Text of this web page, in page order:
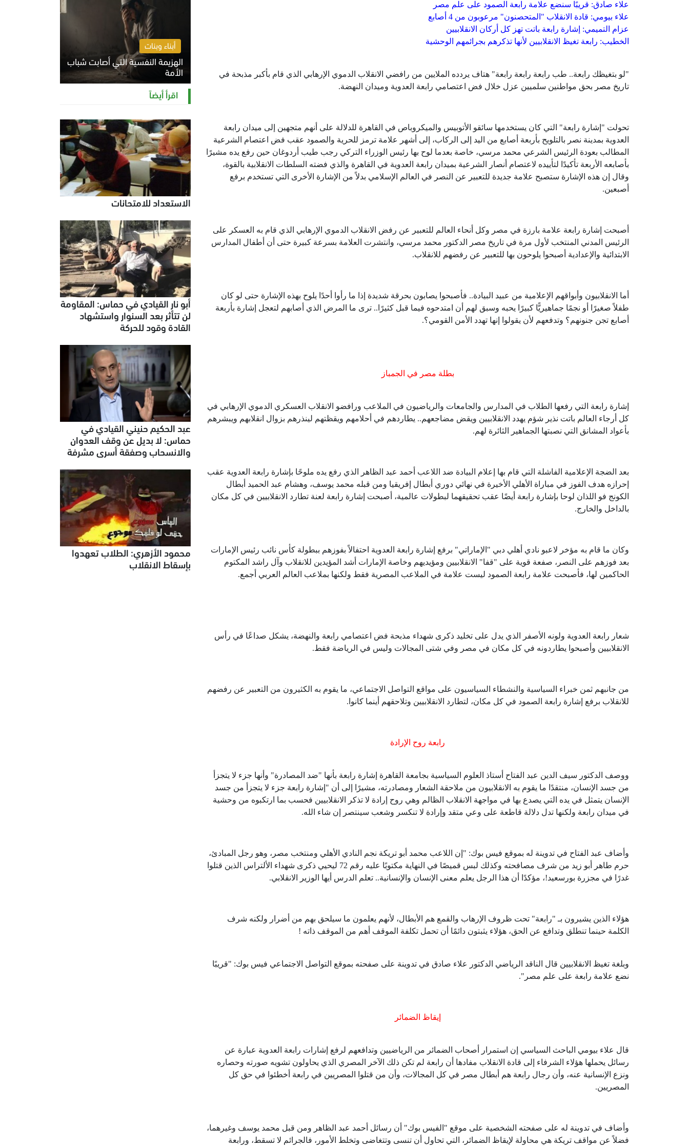
علاء صادق: قريبًا سنضع علامة رابعة الصمود على علم مصر
علاء بيومي: قادة الانقلاب "المتحصنون" مرعوبون من 4 أصابع
عزام التميمي: إشارة رابعة باتت تهز كل أركان الانقلابيين
الخطيب: رابعة تغيظ الانقلابيين لأنها تذكرهم بجرائمهم الوحشية
"لو بتغيظك رابعة.. طب رابعة رابعة رابعة" هتاف يردده الملايين من رافضي الانقلاب الدموي الإرهابي الذي قام بأكبر مذبحة في
تاريخ مصر بحق مواطنين سلميين عزل خلال فض اعتصامي رابعة العدوية وميدان النهضة.
تحولت "إشارة رابعة" التي كان يستخدمها سائقو الأتوبيس والميكروباص في القاهرة للدلالة على أنهم متجهين إلى ميدان رابعة
العدوية بمدينة نصر بالتلويح بأربعة أصابع من اليد إلى الركاب، إلى أشهر علامة ترمز للحرية والصمود عقب فض اعتصام الشرعية
المطالب بعودة الرئيس الشرعي محمد مرسي، خاصة بعدما لوح بها رئيس الوزراء التركي رجب طيب أردوغان حين رفع يده مشيرًا
بأصابعه الأربعة تأكيدًا لتأييده لاعتصام أنصار الشرعية بميدان رابعة العدوية في القاهرة والذي فضته السلطات الانقلابية بالقوة،
وقال إن هذه الإشارة ستصبح علامة جديدة للتعبير عن النصر في العالم الإسلامي بدلاً من الإشارة الأخرى التي تستخدم برفع
أصبعين.
أصبحت إشارة رابعة علامة بارزة في مصر وكل أنحاء العالم للتعبير عن رفض الانقلاب الدموي الإرهابي الذي قام به العسكر على
الرئيس المدني المنتخب لأول مرة في تاريخ مصر الدكتور محمد مرسي، وانتشرت العلامة بسرعة كبيرة حتى أن أطفال المدارس
الابتدائية والإعدادية أصبحوا يلوحون بها للتعبير عن رفضهم للانقلاب.
أما الانقلابيون وأبواقهم الإعلامية من عبيد البيادة.. فأصبحوا يصابون بحرقة شديدة إذا ما رأوا أحدًا يلوح بهذه الإشارة حتى لو كان
طفلاً صغيرًا أو نجمًا جماهيريًّا كبيرًا يحبه وسبق لهم أن امتدحوه فيما قبل كثيرًا.. ترى ما المرض الذي أصابهم لتعجل إشارة بأربعة
أصابع تجن جنونهم؟ وتدفعهم لأن يقولوا إنها تهدد الأمن القومي؟.
بطلة مصر في الجمباز
إشارة رابعة التي رفعها الطلاب في المدارس والجامعات والرياضيون في الملاعب ورافضو الانقلاب العسكري الدموي الإرهابي في
كل أرجاء العالم باتت نذير شؤم يهدد الانقلابيين ويقض مضاجعهم.. يطاردهم في أحلامهم ويقظتهم لينذرهم بزوال انقلابهم ويبشرهم
بأعواد المشانق التي نصبتها الجماهير الثائرة لهم.
بعد الضجة الإعلامية الفاشلة التي قام بها إعلام البيادة ضد اللاعب أحمد عبد الظاهر الذي رفع يده ملوحًا بإشارة رابعة العدوية عقب
إحرازه هدف الفوز في مباراة الأهلي الأخيرة في نهائي دوري أبطال إفريقيا ومن قبله محمد يوسف، وهشام عبد الحميد أبطال
الكونج فو اللذان لوحا بإشارة رابعة أيضًا عقب تحقيقهما لبطولات عالمية، أصبحت إشارة رابعة لعنة تطارد الانقلابيين في كل مكان
بالداخل والخارج.
وكان ما قام به مؤخر لاعبو نادي أهلي دبي "الإماراتي" برفع إشارة رابعة العدوية احتفالاً بفوزهم ببطولة كأس نائب رئيس الإمارات
بعد فوزهم على النصر، صفعة قوية على "قفا" الانقلابيين ومؤيديهم وخاصة الإمارات أشد المؤيدين للانقلاب وآل راشد المكتوم
الحاكمين لها، فأصبحت علامة رابعة الصمود ليست علامة في الملاعب المصرية فقط ولكنها بملاعب العالم العربي أجمع.
شعار رابعة العدوية ولونه الأصفر الذي يدل على تخليد ذكرى شهداء مذبحة فض اعتصامي رابعة والنهضة، يشكل صداعًا في رأس
الانقلابيين وأصبحوا يطاردونه في كل مكان في مصر وفي شتى المجالات وليس في الرياضة فقط.
من جانبهم ثمن خبراء السياسية والنشطاء السياسيون على مواقع التواصل الاجتماعي، ما يقوم به الكثيرون من التعبير عن رفضهم
للانقلاب برفع إشارة رابعة الصمود في كل مكان، لتطارد الانقلابيين وتلاحقهم أينما كانوا.
رابعة روح الإرادة
ووصف الدكتور سيف الدين عبد الفتاح أستاذ العلوم السياسية بجامعة القاهرة إشارة رابعة بأنها "ضد المصادرة" وأنها جزء لا يتجزأ
من جسد الإنسان، منتقدًا ما يقوم به الانقلابيون من ملاحقة الشعار ومصادرته، مشيرًا إلى أن "إشارة رابعة جزء لا يتجزأ من جسد
الإنسان يتمثل في يده التي يصدع بها في مواجهة الانقلاب الظالم وهي روح إرادة لا تذكر الانقلابيين فحسب بما ارتكبوه من وحشية
في ميدان رابعة ولكنها تدل دلالة قاطعة على وعي متقد وإرادة لا تنكسر وشعب سينتصر إن شاء الله.
وأضاف عبد الفتاح في تدوينة له بموقع فيس بوك: "إن اللاعب محمد أبو تريكة نجم النادي الأهلي ومنتخب مصر، وهو رجل المبادئ،
حرم طاهر أبو زيد من شرف مصافحته وكذلك لبس قميصًا في النهاية مكتوبًا عليه رقم 72 ليحيي ذكرى شهداء الألتراس الذين قتلوا
غدرًا في مجزرة بورسعيد!، مؤكدًا أن هذا الرجل يعلم معنى الإنسان والإنسانية.. تعلم الدرس أيها الوزير الانقلابي.
هؤلاء الذين يشيرون بـ "رابعة" تحت ظروف الإرهاب والقمع هم الأبطال، لأنهم يعلمون ما سيلحق بهم من أضرار ولكنه شرف
الكلمة حينما تنطلق وتدافع عن الحق، هؤلاء يثبتون دائمًا أن تحمل تكلفة الموقف أهم من الموقف ذاته !
وبلغة تغيظ الانقلابيين قال الناقد الرياضي الدكتور علاء صادق في تدوينة على صفحته بموقع التواصل الاجتماعي فيس بوك: "قريبًا
نضع علامة رابعة على علم مصر".
إيقاظ الضمائر
قال علاء بيومي الباحث السياسي إن استمرار أصحاب الضمائر من الرياضيين وتدافعهم لرفع إشارات رابعة العدوية عبارة عن
رسائل يحملها هؤلاء الشرفاء إلى قادة الانقلاب مفادها أن رابعة لم تكن ذلك الآخر المصري الذي يحاولون تشويه صورته وحصاره
ونزع الإنسانية عنه، وأن رجال رابعة هم أبطال مصر في كل المجالات، وأن من قتلوا المصريين في رابعة أخطئوا في حق كل
المصريين.
وأضاف في تدوينة له على صفحته الشخصية على موقع "الفيس بوك" أن رسائل أحمد عبد الظاهر ومن قبل محمد يوسف وغيرهما،
فضلاً عن مواقف تريكة هي محاولة لإيقاظ الضمائر، التي تحاول أن تنسى وتتغاضى وتخلط الأمور، فالجرائم لا تسقط، ورابعة
أبناء وبنات
الهزيمة النفسية التي أصابت شباب
الأمة
الخميس 6 أغسطس 2026 11:12 ص
اقرأ أيضاً
الاستعداد للامتحانات
أبو نار القيادي في حماس: المقاومة
لن تتأثر بعد السنوار واستشهاد
القادة وقود للحركة
عبد الحكيم حنيني القيادي في
حماس: لا بديل عن وقف العدوان
والانسحاب وصفقة أسرى مشرفة
محمود الأزهري: الطلاب تعهدوا
بإسقاط الانقلاب